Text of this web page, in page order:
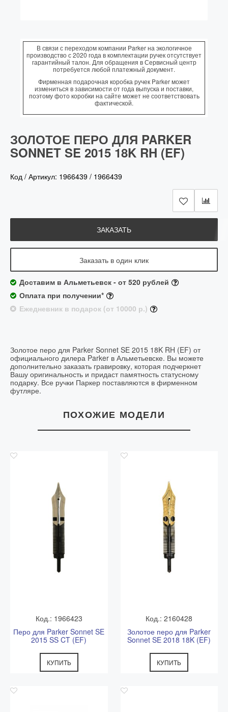
В связи с переходом компании Parker на экологичное
производство с 2020 года в комплектации ручек отсутствует
гарантийный талон. Для обращения в Сервисный центр
потребуется любой платежный документ.
Фирменная подарочная коробка ручек Parker может
измениться в зависимости от года выпуска и поставки,
поэтому фото коробки на сайте может не соответствовать
фактической.
ЗОЛОТОЕ ПЕРО ДЛЯ PARKER
SONNET SE 2015 18K RH (EF)
Код / Артикул: 1966439 / 1966439
ЗАКАЗАТЬ
Заказать в один клик
Доставим в Альметьевск - от 520 рублей
Оплата при получении*
Ежедневник в подарок (от 10000 р.)
Золотое перо для Parker Sonnet SE 2015 18K RH (EF) от
официального дилера Parker в Альметьевске. Вы можете
дополнительно заказать гравировку, которая подчеркнет
Вашу оригинальность и придаст памятность статусному
подарку. Все ручки Паркер поставляются в фирменном
футляре.
ПОХОЖИЕ МОДЕЛИ
Код.: 1966423
Перо для Parker Sonnet SE
2015 SS CT (EF)
КУПИТЬ
Код.: 2160428
Золотое перо для Parker
Sonnet SE 2018 18K (EF)
КУПИТЬ